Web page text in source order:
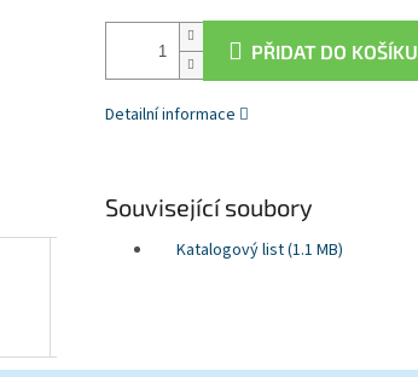
PŘIDAT DO KOŠÍKU
Detailní informace
Související soubory
Katalogový list (1.1 MB)